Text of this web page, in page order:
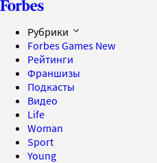
Рубрики
Forbes Games New
Рейтинги
Франшизы
Подкасты
Видео
Life
Woman
Sport
Young